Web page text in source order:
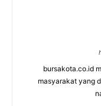
bursakota.co.id
masyarakat yang